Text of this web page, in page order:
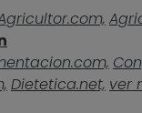
Dietetica.net, ver